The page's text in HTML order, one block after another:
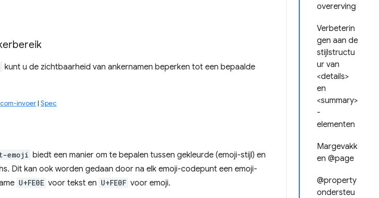
overerving
Verbeterin
gen aan de
stijlstructu
ur van
<details>
en
<summary>
-
elementen
Margevakk
en @page
@property
ondersteu
kunt u de zichtbaarheid van ankernamen beperken tot een bepaalde
invoer| Spec
emoji biedt een manier om te bepalen tussen gekleurde (emoji-stijl) en
Dit kan ook worden gedaan door na elk emoji-codepunt een emoji-
U+FE0E voor tekst en U+FE0F voor emoji.